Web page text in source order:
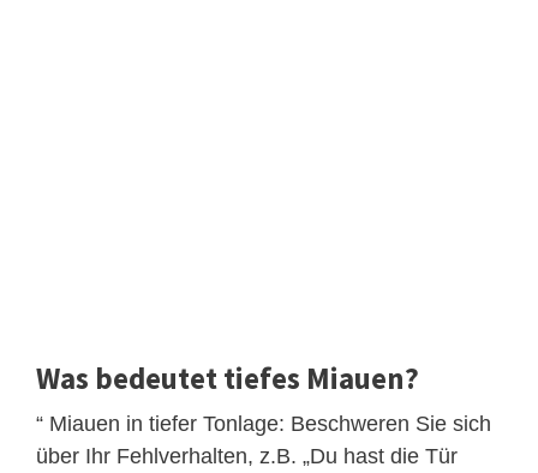
Was bedeutet tiefes Miauen?
“ Miauen in tiefer Tonlage: Beschweren Sie sich
über Ihr Fehlverhalten, z.B. „Du hast die Tür